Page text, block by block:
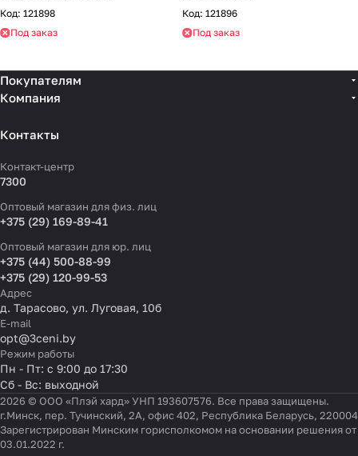
Код: 121898
Под заказ
Код: 121896
Под заказ
Покупателям
Компания
Контакты
Контакт-центр
7300
Оптовый магазин для физ. лиц
+375 (29) 169-89-41
Оптовый магазин для юр. лиц
+375 (44) 500-88-99
+375 (29) 120-99-53
Адрес
д. Тарасово, ул. Луговая, 10б
E-mail
opt@3ceni.by
Режим работы
Пн - Пт: с 9:00 до 17:30
Сб - Вс: выходной
2026 © ООО «Плэй хард» УНП 193607576. Все права защищены.
г.Минск, пер. Тучинский, 2А, офис 402, Республика Беларусь, 220004
Зарегистрирован Минским горисполкомом на основании решения от
03.01.2022 г.